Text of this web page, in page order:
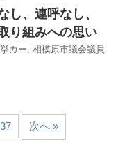
し、連呼なし、
り組みへの思い
カー, 相模原市議会議員
次へ »